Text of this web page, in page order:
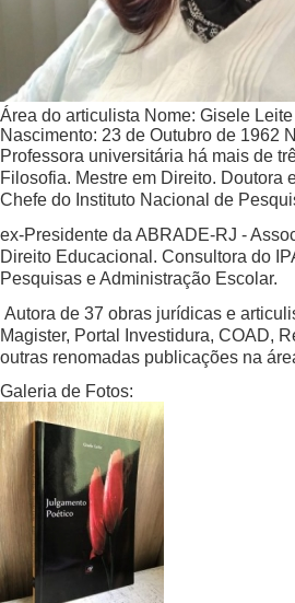
Área do articulista Nome: Gisele
Nascimento: 23 de Outubro de 1962
Professora universitária há mais de
Filosofia. Mestre em Direito. Doutora
Chefe do Instituto Nacional de
ex-Presidente da ABRADE-RJ -
Direito Educacional. Consultora do
Pesquisas e Administração Escolar.
Autora de 37 obras jurídicas e
Magister, Portal Investidura, COAD,
outras renomadas publicações na
Galeria de Fotos: